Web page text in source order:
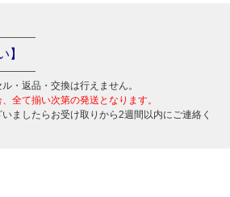
】
・返品・交換は行えません。
全て揃い次第の発送となります。
ましたらお受け取りから2週間以内にご連絡く